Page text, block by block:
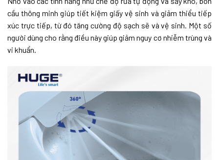
cầu thông minh giúp tiết kiệm giấy vệ sinh và giảm thiểu tiếp
xúc trực tiếp, từ đó tăng cường độ sạch sẽ và vệ sinh. Một số
người dùng cho rằng điều này giúp giảm nguy cơ nhiễm trùng và
vi khuẩn.